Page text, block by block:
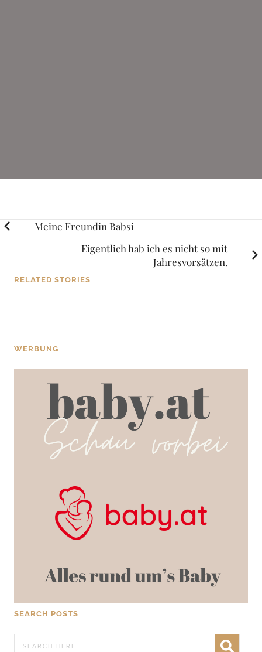
PostsMeine Freundin Babsi
Eigentlich hab ich es nicht so mit
Jahresvorsätzen.
RELATED STORIES
BLOG
WERBUNG
SEARCH POSTS